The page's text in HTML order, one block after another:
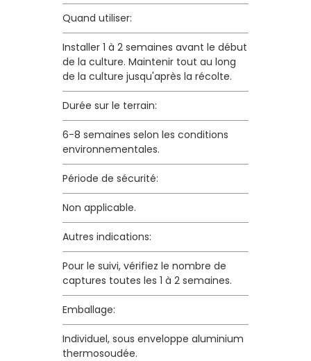
Quand utiliser:
Installer 1 à 2 semaines avant le début
de la culture. Maintenir tout au long
de la culture jusqu'après la récolte.
Durée sur le terrain:
6-8 semaines selon les conditions
environnementales.
Période de sécurité:
Non applicable.
Autres indications:
Pour le suivi, vérifiez le nombre de
captures toutes les 1 à 2 semaines.
Emballage:
Individuel, sous enveloppe aluminium
thermosoudée.